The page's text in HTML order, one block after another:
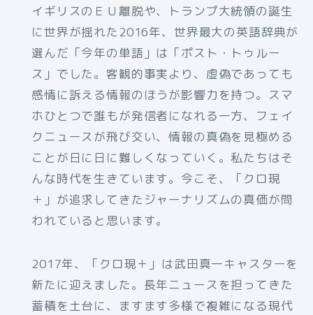
イギリスのＥＵ離脱や、トランプ大統領の誕生
に世界が揺れた2016年、世界最大の英語辞典が
選んだ「今年の単語」は「ポスト・トゥルー
ス」でした。客観的事実より、虚偽であっても
感情に訴える情報のほうが影響力を持つ。スマ
ホひとつで誰もが発信者になれる一方、フェイ
クニュースが飛び交い、情報の真偽を見極める
ことが日に日に難しくなっていく。私たちはそ
んな時代を生きています。今こそ、「クロ現
＋」が追求してきたジャーナリズムの真価が問
われていると思います。
2017年、「クロ現＋」は武田真一キャスターを
新たに迎えました。長年ニュースを担ってきた
蓄積を土台に、ますます多様で複雑になる現代